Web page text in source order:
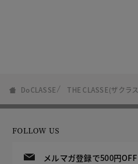
DoCLASSE THE CLASSE(ザクラ
FOLLOW US
メルマガ登録で500円OFF